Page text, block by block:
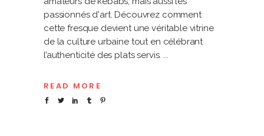
passionnés d'art. Découvrez comment
cette fresque devient une véritable vitrine
de la culture urbaine tout en célébrant
l’authenticité des plats servis.
READ MORE